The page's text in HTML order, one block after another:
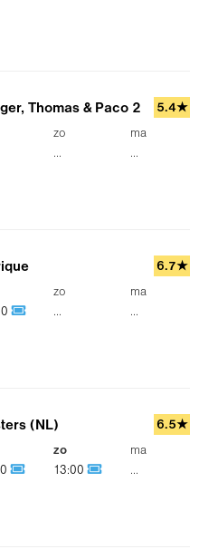
5.4★
Thomas & Paco 2
zo
...
ma
...
6.7★
zo
...
ma
...
6.5★
(NL)
zo
13:00
ma
...